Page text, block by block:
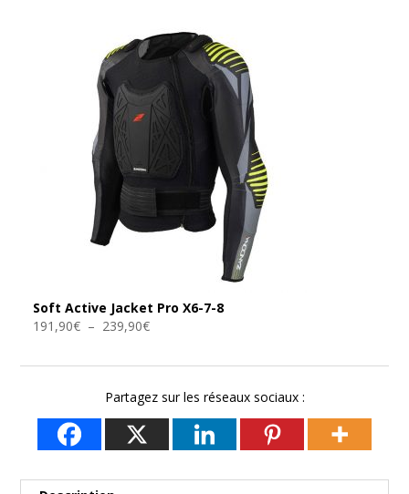
Soft Active Jacket Pro X6-7-8
191,90€ – 239,90€Plage
prix :
191,90€
à
239,90€
Partagez sur les réseaux sociaux :